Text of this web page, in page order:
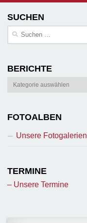
SUCHEN
Suchen
BERICHTE
Berichte
FOTOALBEN
Unsere Fotogalerien
TERMINE
– Unsere Termine